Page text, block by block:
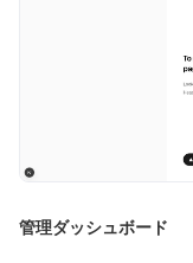
管理ダッシュボード